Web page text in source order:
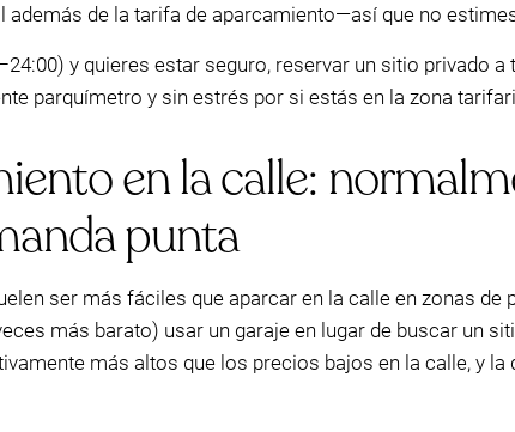
de la tarifa de aparcamiento—así que no
y quieres estar seguro, reservar un sitio privado
parquímetro y sin estrés por si estás en la zona
en la calle:
punta
ser más fáciles que aparcar en la calle en zonas de
más barato) usar un garaje en lugar de buscar un
más altos que los precios bajos en la calle, y la